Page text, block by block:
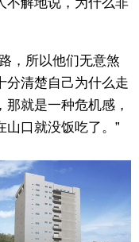
，所以他们无意煞
分清楚自己为什么走
就是一种危机感，
口就没饭吃了。”